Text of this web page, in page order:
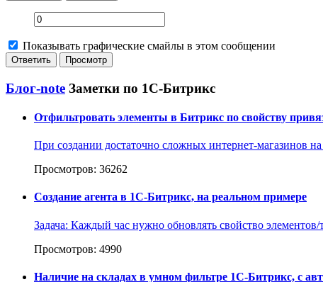
Показывать графические смайлы в этом сообщении
Блог-note Заметки по 1С-Битрикс
Отфильтровать элементы в Битрикс по свойству
При создании достаточно сложных интернет-магазинов
Просмотров: 36262
Создание агента в 1С-Битрикс, на реальном примере
Задача: Каждый час нужно обновлять свойство
Просмотров: 4990
Наличие на складах в умном фильтре 1С-Битрикс, с